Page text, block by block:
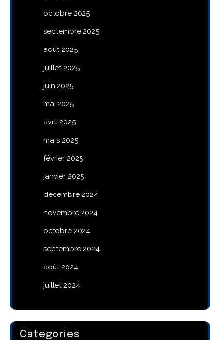
octobre 2025
septembre 2025
août 2025
juillet 2025
juin 2025
mai 2025
avril 2025
mars 2025
février 2025
janvier 2025
décembre 2024
novembre 2024
octobre 2024
septembre 2024
août 2024
juillet 2024
Categories